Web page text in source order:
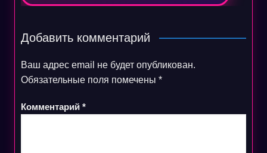
Добавить комментарий
Ваш адрес email не будет опубликован.
Обязательные поля помечены *
Комментарий *